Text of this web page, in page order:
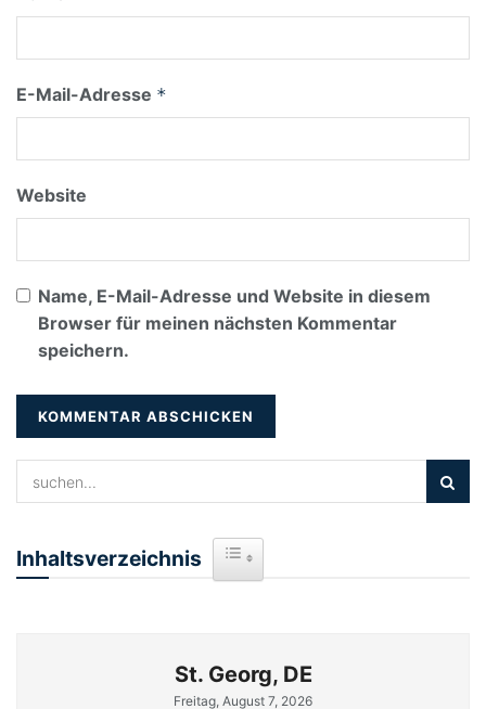
E-Mail-Adresse *
Website
Name, E-Mail-Adresse und Website in diesem
Browser für meinen nächsten Kommentar
speichern.
Inhaltsverzeichnis Toggle Table of Content
St. Georg, DE
Freitag, August 7, 2026